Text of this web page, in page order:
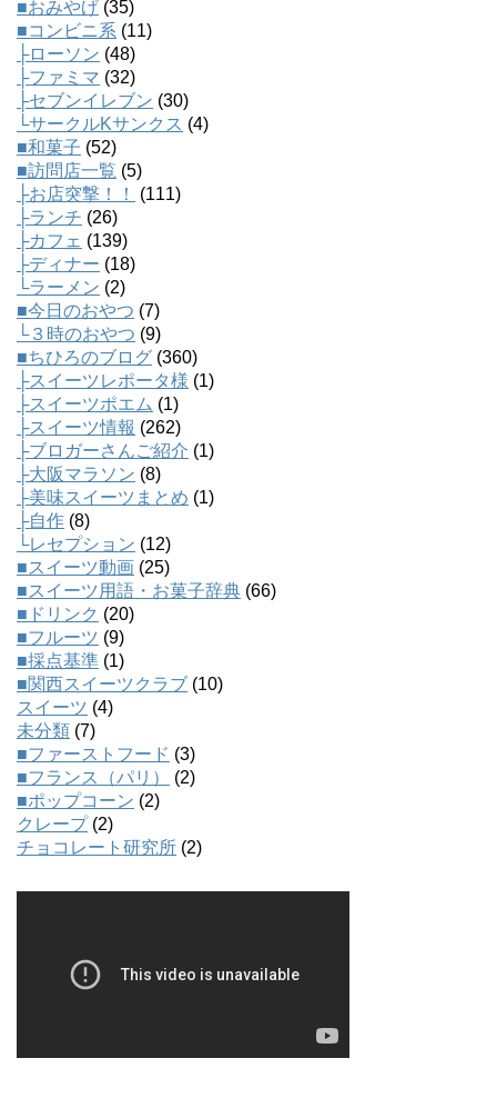
■おみやげ (35)
■コンビニ系 (11)
├ローソン (48)
├ファミマ (32)
├セブンイレブン (30)
└サークルKサンクス (4)
■和菓子 (52)
■訪問店一覧 (5)
├お店突撃！！
(111)
├ランチ (26)
├カフェ (139)
├ディナー (18)
└ラーメン (2)
■今日のおやつ (7)
└３時のおやつ (9)
■ちひろのブログ (360)
├スイーツレポータ様 (1)
├スイーツポエム (1)
├スイーツ情報 (262)
├ブロガーさんご紹介 (1)
├大阪マラソン (8)
├美味スイーツまとめ (1)
├自作 (8)
└レセプション (12)
■スイーツ動画 (25)
■スイーツ用語・お菓子辞典 (66)
■ドリンク (20)
■フルーツ (9)
■採点基準 (1)
■関西スイーツクラブ (10)
スイーツ (4)
未分類 (7)
■ファーストフード (3)
■フランス（パリ）
(2)
■ポップコーン (2)
クレープ(2)
チョコレート研究所 (2)